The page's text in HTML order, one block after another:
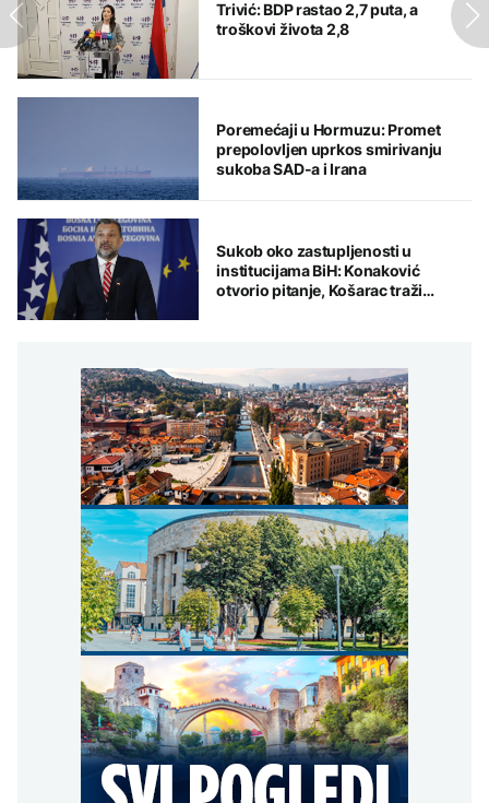
Trivić: BDP rastao 2,7 puta, a
troškovi života 2,8
Poremećaji u Hormuzu: Promet
prepolovljen uprkos smirivanju
sukoba SAD-a i Irana
Sukob oko zastupljenosti u
institucijama BiH: Konaković
otvorio pitanje, Košarac traži